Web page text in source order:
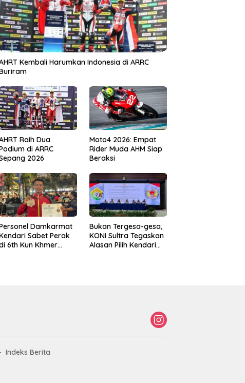
Kembali Harumkan Indonesia di ARRC
Raih Dua
di ARRC
2026
Moto4 2026: Empat
Rider Muda AHM Siap
Beraksi
Damkarmat
Sabet Perak
6th Kun Khmer
Bukan Tergesa-gesa,
KONI Sultra Tegaskan
Alasan Pilih Kendari
Indeks Berita